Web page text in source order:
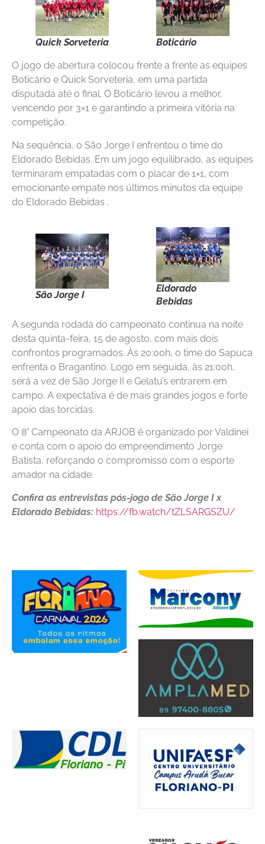
Quick Sorveteria Boticário
O jogo de abertura colocou frente a frente as equipes
Boticário e Quick Sorveteria, em uma partida
disputada até o final. O Boticário levou a melhor,
vencendo por 3×1 e garantindo a primeira vitória na
competição.
Na sequência, o São Jorge I enfrentou o time do
Eldorado Bebidas. Em um jogo equilibrado, as equipes
terminaram empatadas com o placar de 1×1, com
emocionante empate nos últimos minutos da equipe
do Eldorado Bebidas .
São Jorge I
Eldorado
Bebidas
A segunda rodada do campeonato continua na noite
desta quinta-feira, 15 de agosto, com mais dois
confrontos programados. Às 20:00h, o time do Sapuca
enfrenta o Bragantino. Logo em seguida, às 21:00h,
será a vez de São Jorge II e Gelatu’s entrarem em
campo. A expectativa é de mais grandes jogos e forte
apoio das torcidas.
O 8° Campeonato da ARJOB é organizado por Valdinei
e conta com o apoio do empreendimento Jorge
Batista, reforçando o compromisso com o esporte
amador na cidade.
Confira as entrevistas pós-jogo de São Jorge I x
Eldorado Bebidas: https://fb.watch/tZLSARGSZU/